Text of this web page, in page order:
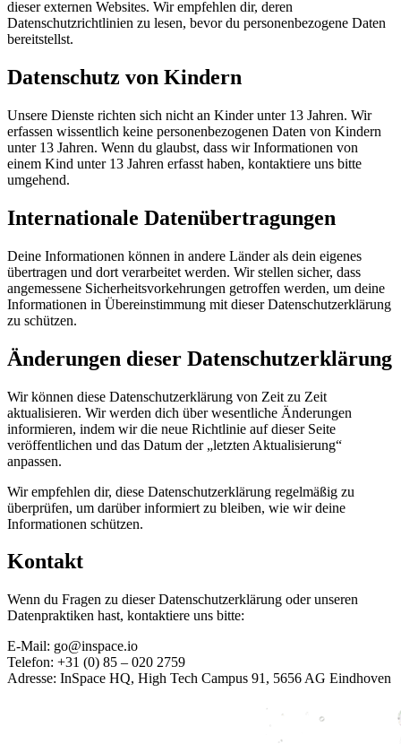
dieser externen Websites. Wir empfehlen dir, deren
Datenschutzrichtlinien zu lesen, bevor du personenbezogene Daten
bereitstellst.
Datenschutz von Kindern
Unsere Dienste richten sich nicht an Kinder unter 13 Jahren. Wir
erfassen wissentlich keine personenbezogenen Daten von Kindern
unter 13 Jahren. Wenn du glaubst, dass wir Informationen von
einem Kind unter 13 Jahren erfasst haben, kontaktiere uns bitte
umgehend.
Internationale Datenübertragungen
Deine Informationen können in andere Länder als dein eigenes
übertragen und dort verarbeitet werden. Wir stellen sicher, dass
angemessene Sicherheitsvorkehrungen getroffen werden, um deine
Informationen in Übereinstimmung mit dieser Datenschutzerklärung
zu schützen.
Änderungen dieser Datenschutzerklärung
Wir können diese Datenschutzerklärung von Zeit zu Zeit
aktualisieren. Wir werden dich über wesentliche Änderungen
informieren, indem wir die neue Richtlinie auf dieser Seite
veröffentlichen und das Datum der „letzten Aktualisierung“
anpassen.
Wir empfehlen dir, diese Datenschutzerklärung regelmäßig zu
überprüfen, um darüber informiert zu bleiben, wie wir deine
Informationen schützen.
Kontakt
Wenn du Fragen zu dieser Datenschutzerklärung oder unseren
Datenpraktiken hast, kontaktiere uns bitte:
E-Mail: go@inspace.io
Telefon: +31 (0) 85 – 020 2759
Adresse: InSpace HQ, High Tech Campus 91, 5656 AG Eindhoven